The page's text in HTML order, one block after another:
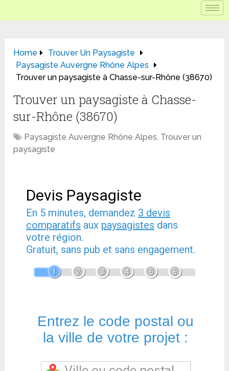
Home
Trouver Un Paysagiste
Paysagiste Auvergne Rhône Alpes
Trouver un paysagiste à Chasse-sur-Rhône (38670)
Trouver un paysagiste à Chasse-
sur-Rhône (38670)
Paysagiste Auvergne Rhône Alpes, Trouver un
paysagiste
Devis Paysagiste
En 5 minutes, demandez 3 devis
comparatifs aux paysagistes dans
votre région.
Gratuit, sans pub et sans engagement.
1 2 3 4 5 6
Entrez le code postal ou
la ville de votre projet :